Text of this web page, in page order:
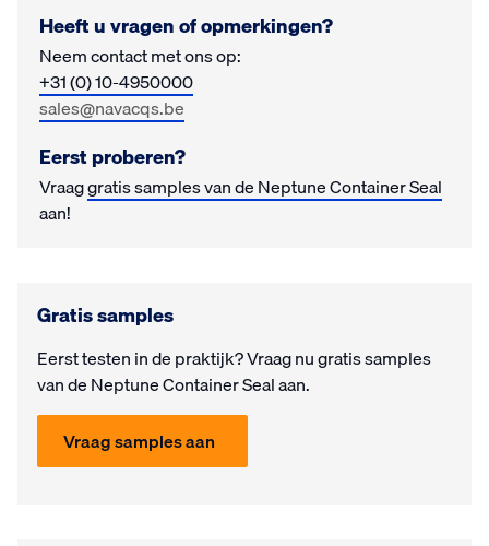
Heeft u vragen of opmerkingen?
Neem contact met ons op:
+31 (0) 10-4950000
sales@navacqs.be
Eerst proberen?
Vraaggratis samples van de Neptune Container Seal
aan!
Gratis samples
Eerst testen in de prak­tijk? Vraag nu gra­tis samples
van de Neptune Container Seal aan.
Vraag samples aan